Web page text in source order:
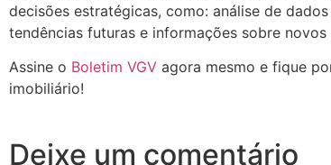
decisões estratégicas, como: análise de
tendências futuras e informações sobre
Assine o Boletim VGV agora mesmo e fique
imobiliário!
Deixe um comentário